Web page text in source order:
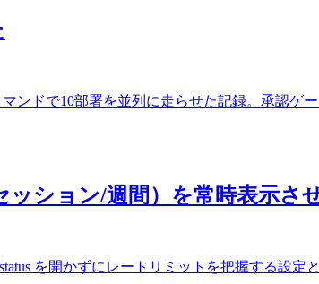
ンドで10部署を並列に走らせた記録。承認ゲ
ッション/週間）を常時表示さ
を開かずにレートリミットを把握する設定